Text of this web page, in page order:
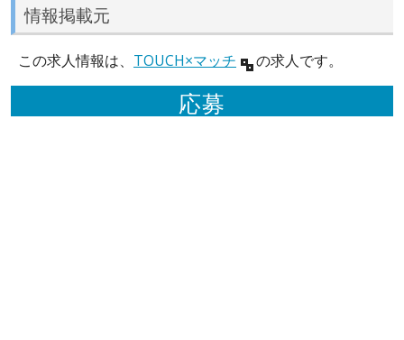
情報掲載元
この求人情報は、 TOUCH×マッチ の求人です。
応募